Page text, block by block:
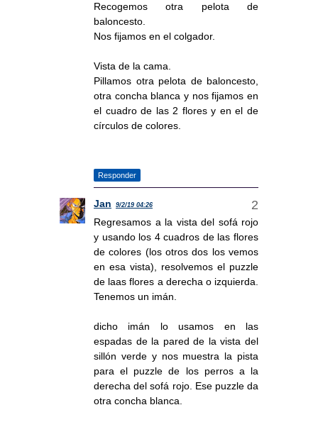
Recogemos otra pelota de
baloncesto.
Nos fijamos en el colgador.
Vista de la cama.
Pillamos otra pelota de baloncesto,
otra concha blanca y nos fijamos en
el cuadro de las 2 flores y en el de
círculos de colores.
Responder
Jan 9/2/19 04:26
Regresamos a la vista del sofá rojo
y usando los 4 cuadros de las flores
de colores (los otros dos los vemos
en esa vista), resolvemos el puzzle
de laas flores a derecha o izquierda.
Tenemos un imán.
dicho imán lo usamos en las
espadas de la pared de la vista del
sillón verde y nos muestra la pista
para el puzzle de los perros a la
derecha del sofá rojo. Ese puzzle da
otra concha blanca.